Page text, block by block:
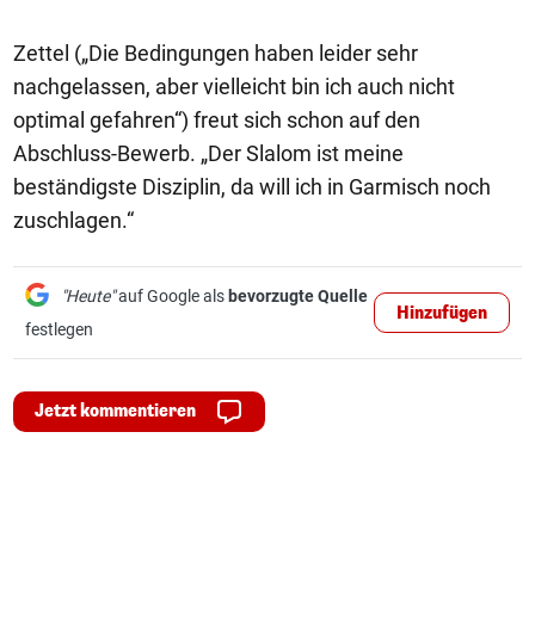
Zettel („Die Bedingungen haben leider sehr
nachgelassen, aber vielleicht bin ich auch nicht
optimal gefahren“) freut sich schon auf den
Abschluss-Bewerb. „Der Slalom ist meine
beständigste Disziplin, da will ich in Garmisch noch
zuschlagen.“
"Heute"auf Google als bevorzugte Quelle
festlegen
Hinzufügen
Jetzt kommentieren